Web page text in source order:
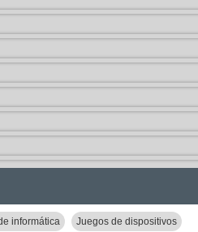
informática Juegos de dispositivos